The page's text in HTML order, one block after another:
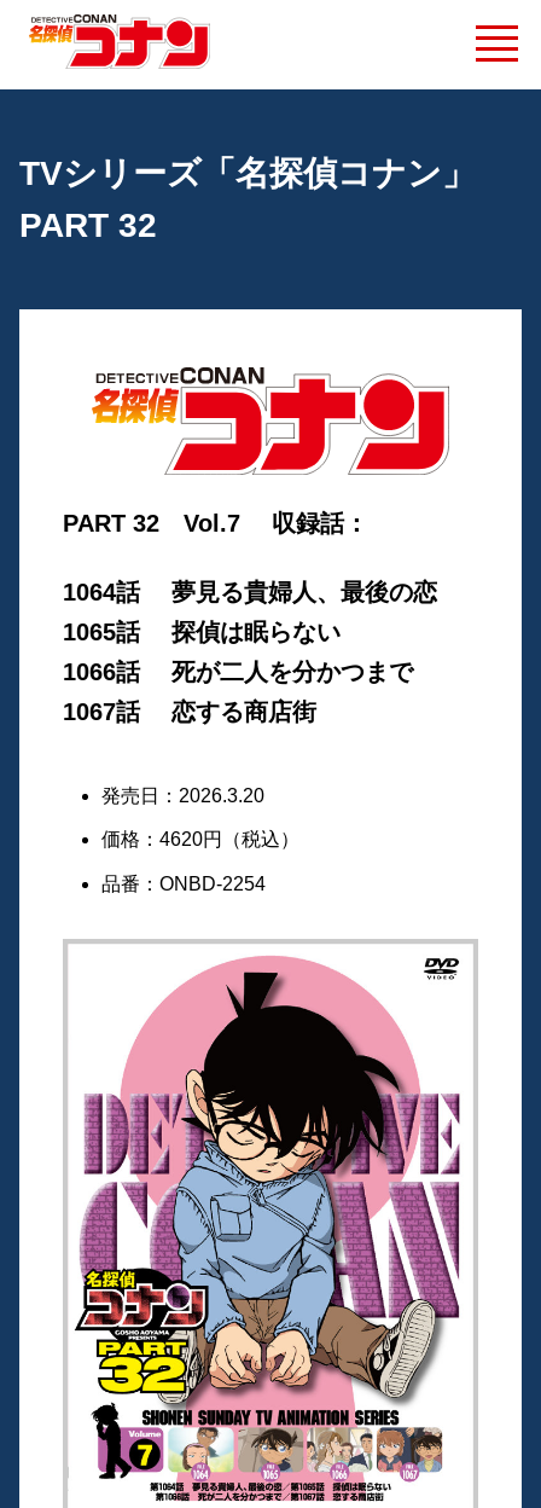
TVシリーズ「名探偵コナン」
PART 32
PART 32 Vol.7 収録話：
1064話 夢見る貴婦人、最後の恋
1065話 探偵は眠らない
1066話 死が二人を分かつまで
1067話 恋する商店街
発売日：2026.3.20
価格：4620円（税込）
品番：ONBD-2254